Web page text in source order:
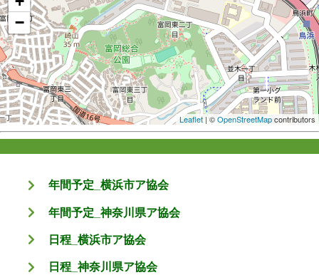
−
Leaflet | ©OpenStreetMapcontributors
年間予定_横浜市ア協会
年間予定_神奈川県ア協会
日程_横浜市ア協会
日程_神奈川県ア協会